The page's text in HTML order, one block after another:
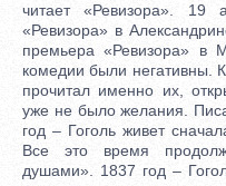
читает «Ревизора». 19
«Ревизора» в
премьера «Ревизора» в
комедии были негативны.
прочитал именно их,
уже не было желания.
год – Гоголь живет
Все это время
душами». 1837 год –